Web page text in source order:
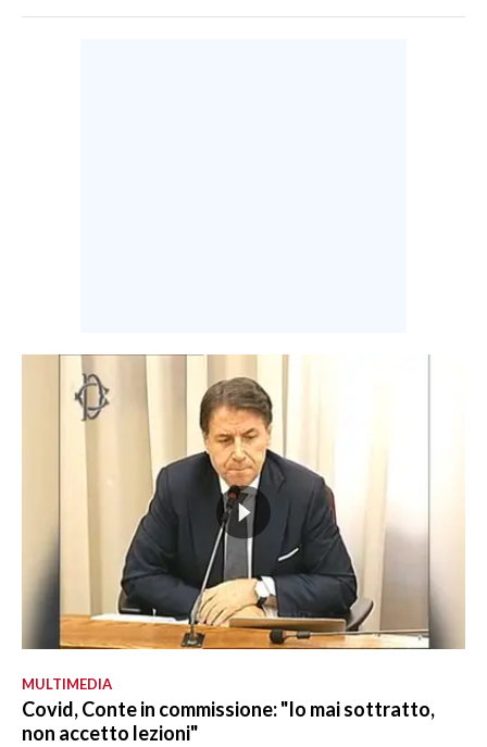
MULTIMEDIA
Covid, Conte in commissione: "Io mai sottratto,
non accetto lezioni"